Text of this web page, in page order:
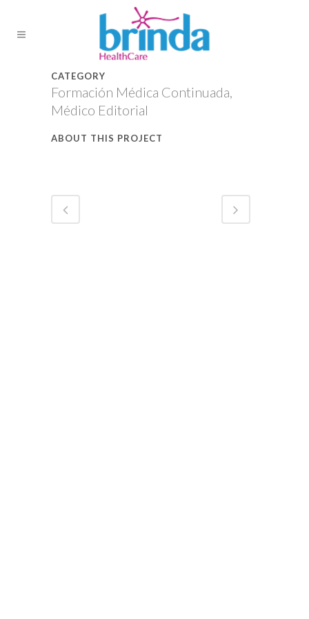
CATEGORY
Formación Médica Continuada,
Médico Editorial
ABOUT THIS PROJECT